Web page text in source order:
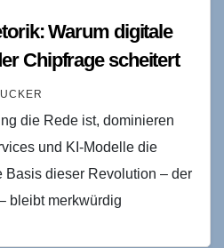
Warum digitale
Chipfrage scheitert
die Rede ist, dominieren
und KI-Modelle die
Basis dieser Revolution – der
bleibt merkwürdig